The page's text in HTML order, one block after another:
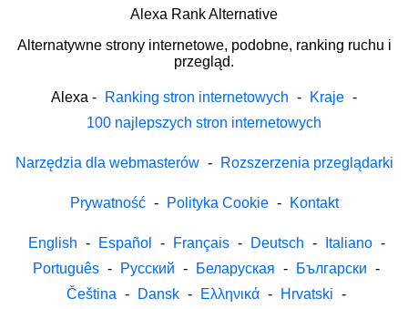
Alexa Rank Alternative
Alternatywne strony internetowe, podobne, ranking ruchu i
przegląd.
Alexa - Ranking stron internetowych - Kraje -
100 najlepszych stron internetowych
Narzędzia dla webmasterów - Rozszerzenia przeglądarki
Prywatność - Polityka Cookie - Kontakt
English - Español - Français - Deutsch - Italiano -
Português - Русский - Беларуская - Български -
Čeština - Dansk - Ελληνικά - Hrvatski -